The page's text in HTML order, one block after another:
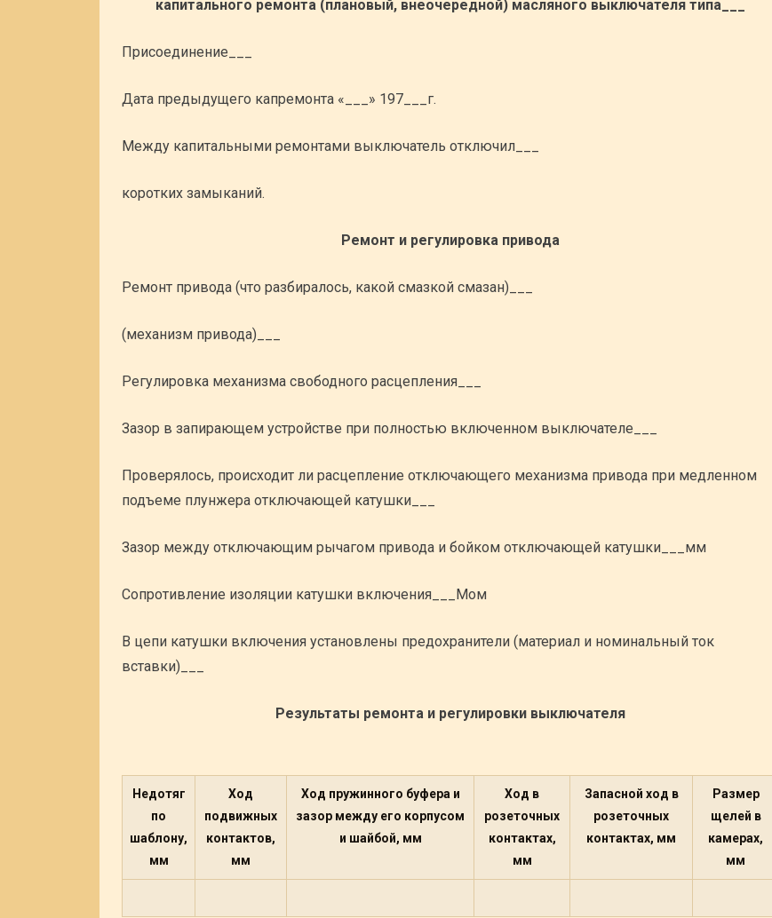
капитального ремонта (плановый, внеочередной) масляного выключателя типа___
Присоединение___
Дата предыдущего капремонта «___» 197___г.
Между капитальными ремонтами выключатель отключил___
коротких замыканий.
Ремонт и регулировка привода
Ремонт привода (что разбиралось, какой смазкой смазан)___
(механизм привода)___
Регулировка механизма свободного расцепления___
Зазор в запирающем устройстве при полностью включенном выключателе___
Проверялось, происходит ли расцепление отключающего механизма привода при медленном
подъеме плунжера отключающей катушки___
Зазор между отключающим рычагом привода и бойком отключающей катушки___мм
Сопротивление изоляции катушки включения___Мом
В цепи катушки включения установлены предохранители (материал и номинальный ток
вставки)___
Результаты ремонта и регулировки выключателя
Недотяг
по
шаблону,
мм
Ход
подвижных
контактов,
мм
Ход пружинного буфера и
зазор между его корпусом
и шайбой, мм
Ход в
розеточных
контактах,
мм
Запасной ход в
розеточных
контактах, мм
Размер
щелей в
камерах,
мм